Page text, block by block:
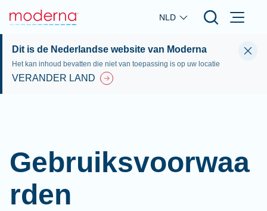
Skip to main content
NLD
Dit is de Nederlandse website van Moderna
Het kan inhoud bevatten die niet van toepassing is op uw locatie
VERANDER LAND
Gebruiksvoorwaa
rden